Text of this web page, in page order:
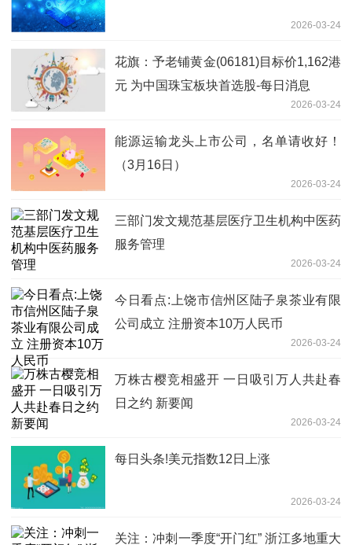
2026-03-24
花旗：予老铺黄金(06181)目标价1,162港
元 为中国珠宝板块首选股-每日消息
2026-03-24
能源运输龙头上市公司，名单请收好！
（3月16日）
2026-03-24
三部门发文规范基层医疗卫生机构中医药
服务管理
2026-03-24
今日看点:上饶市信州区陆子泉茶业有限
公司成立 注册资本10万人民币
2026-03-24
万株古樱竞相盛开 一日吸引万人共赴春
日之约 新要闻
2026-03-24
每日头条!美元指数12日上涨
2026-03-24
关注：冲刺一季度“开门红” 浙江多地重大